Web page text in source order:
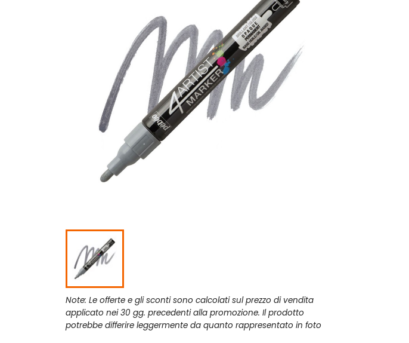
Note: Le offerte e gli sconti sono calcolati sul prezzo di vendita
applicato nei 30 gg. precedenti alla promozione. Il prodotto
potrebbe differire leggermente da quanto rappresentato in foto